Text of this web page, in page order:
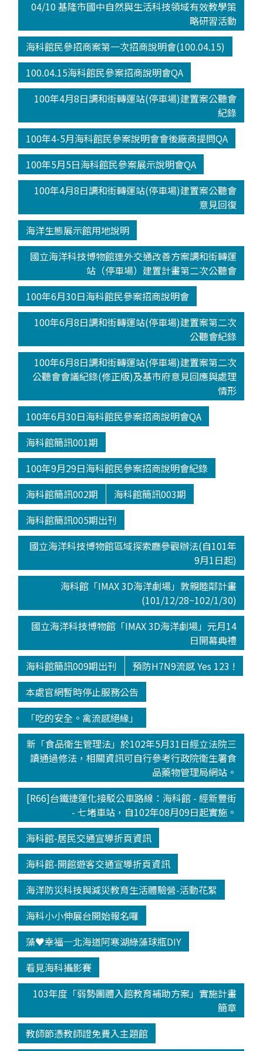
04/10 基隆市國中自然與生活科技領域有效教學策
略研習活動
海科館民參招商案第一次招商說明會(100.04.15)
100.04.15海科館民參案招商說明會QA
100年4月8日調和街轉運站(停車場)建置案公聽會
紀錄
100年4-5月海科館民參案說明會會後廠商提問QA
100年5月5日海科館民參案展示說明會QA
100年4月8日調和街轉運站(停車場)建置案公聽會
意見回復
海洋生態展示館用地說明
國立海洋科技博物館連外交通改善方案調和街轉運
站（停車場）建置計畫第二次公聽會
100年6月30日海科館民參案招商說明會
100年6月8日調和街轉運站(停車場)建置案第二次
公聽會紀錄
100年6月8日調和街轉運站(停車場)建置案第二次
公聽會會議紀錄(修正版)及基市府意見回應與處理
情形
100年6月30日海科館民參案招商說明會QA
海科館簡訊001期
100年9月29日海科館民參案招商說明會紀錄
海科館簡訊002期
海科館簡訊003期
海科館簡訊005期出刊
國立海洋科技博物館區域探索廳參觀辦法(自101年
9月1日起)
海科館「IMAX 3D海洋劇場」敦親睦鄰計畫
(101/12/28~102/1/30)
國立海洋科技博物館「IMAX 3D海洋劇場」元月14
日開幕典禮
海科館簡訊009期出刊
預防H7N9流感 Yes 123 !
本處官網暫時停止服務公告
「吃的安全。禽流感絕緣」
新「食品衛生管理法」於102年5月31日經立法院三
讀通過修法，相關資訊可自行參考行政院衛生署食
品藥物管理局網站。
[R66]台鐵捷運化接駁公車路線：海科館 - 經新豐街
- 七堵車站，自102年08月09日起實施。
海科館-居民交通宣導折頁資訊
海科館-開館遊客交通宣導折頁資訊
海洋防災科技與減災教育生活體驗營-活動花絮
海科小小伸展台開始報名囉
藻♥幸福─北海道阿寒湖綠藻球瓶DIY
看見海科攝影賽
103年度「弱勢團體入館教育補助方案」實施計畫
簡章
教師節憑教師證免費入主題館